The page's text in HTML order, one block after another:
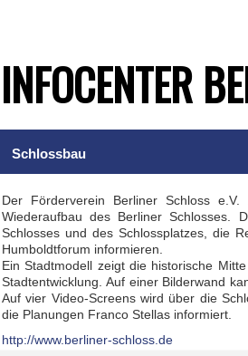
INFOCENTER
Schlossbau
Der Förderverein Berliner Schloss
Wiederaufbau des Berliner Schlosses.
Schlosses und des Schlossplatzes, die
Humboldtforum informieren.
Ein Stadtmodell zeigt die historische
Stadtentwicklung. Auf einer Bilderwand
Auf vier Video-Screens wird über die
die Planungen Franco Stellas informiert.
http://www.berliner-schloss.de